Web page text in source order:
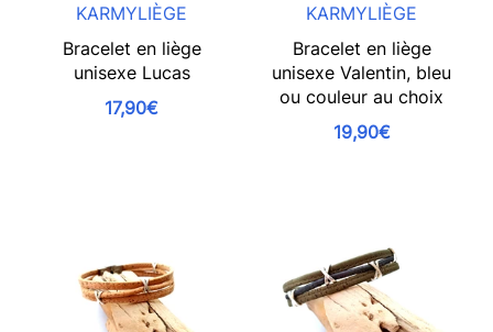
KARMYLIÈGE
Bracelet en liège
unisexe Lucas
17,90€
KARMYLIÈGE
Bracelet en liège
unisexe Valentin, bleu
ou couleur au choix
19,90€